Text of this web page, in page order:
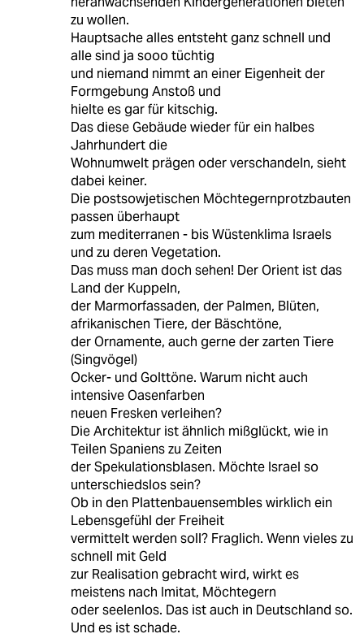
zu wollen.
Hauptsache alles entsteht ganz schnell und
alle sind ja sooo tüchtig
und niemand nimmt an einer Eigenheit der
Formgebung Anstoß und
hielte es gar für kitschig.
Das diese Gebäude wieder für ein halbes
Jahrhundert die
Wohnumwelt prägen oder verschandeln, sieht
dabei keiner.
Die postsowjetischen Möchtegernprotzbauten
passen überhaupt
zum mediterranen - bis Wüstenklima Israels
und zu deren Vegetation.
Das muss man doch sehen! Der Orient ist das
Land der Kuppeln,
der Marmorfassaden, der Palmen, Blüten,
afrikanischen Tiere, der Bäschtöne,
der Ornamente, auch gerne der zarten Tiere
(Singvögel)
Ocker- und Golttöne. Warum nicht auch
intensive Oasenfarben
neuen Fresken verleihen?
Die Architektur ist ähnlich mißglückt, wie in
Teilen Spaniens zu Zeiten
der Spekulationsblasen. Möchte Israel so
unterschiedslos sein?
Ob in den Plattenbauensembles wirklich ein
Lebensgefühl der Freiheit
vermittelt werden soll? Fraglich. Wenn vieles zu
schnell mit Geld
zur Realisation gebracht wird, wirkt es
meistens nach Imitat, Möchtegern
oder seelenlos. Das ist auch in Deutschland so.
Und es ist schade.